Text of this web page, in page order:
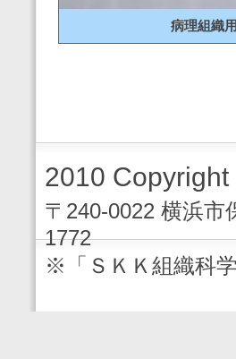
病理組織用
2010
〒240-0022 横浜
1772
※「ＳＫＫ組織科